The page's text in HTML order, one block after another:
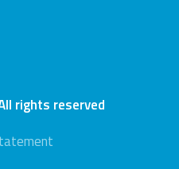
rights reserved